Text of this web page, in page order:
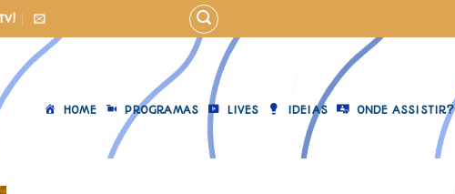
HOME PROGRAMAS LIVES IDEIAS ONDE ASSISTIR?